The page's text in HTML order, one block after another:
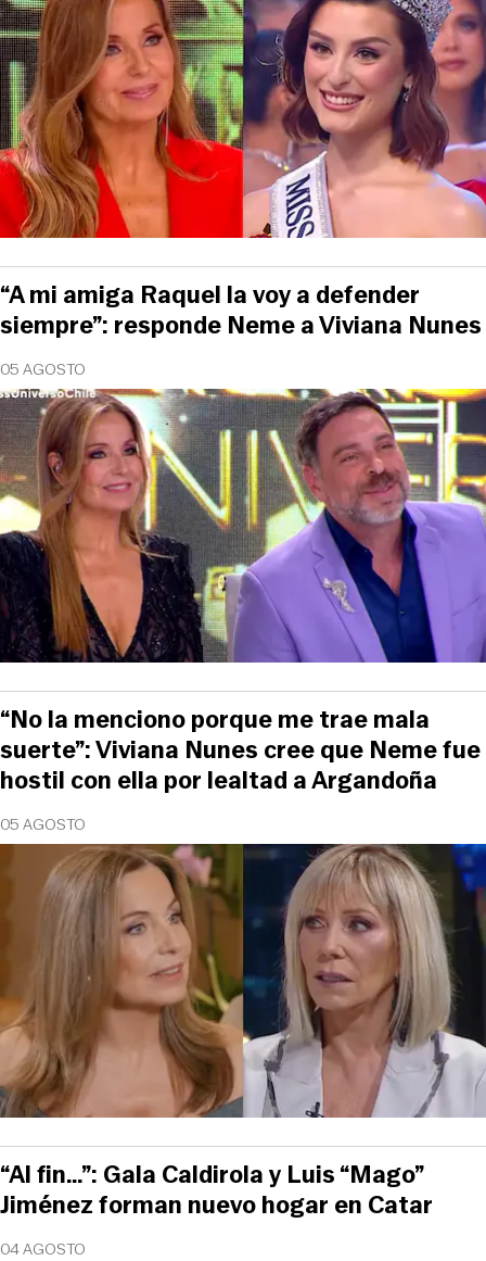
05 AGOSTO
“A mi amiga Raquel la voy a defender
siempre”: responde Neme a Viviana Nunes
05 AGOSTO
“No la menciono porque me trae mala
suerte”: Viviana Nunes cree que Neme fue
hostil con ella por lealtad a Argandoña
04 AGOSTO
“Al fin…”: Gala Caldirola y Luis “Mago”
Jiménez forman nuevo hogar en Catar